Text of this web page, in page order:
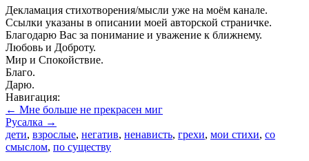
Декламация стихотворения/мысли уже на моём канале.
Ссылки указаны в описании моей авторской страничке.
Благодарю Вас за понимание и уважение к ближнему.
Любовь и Доброту.
Мир и Спокойствие.
Благо.
Дарю.
Навигация:
← Мне больше не прекрасен миг
Русалка →
дети, взрослые, негатив, ненависть, грехи, мои стихи, со
смыслом, по существу